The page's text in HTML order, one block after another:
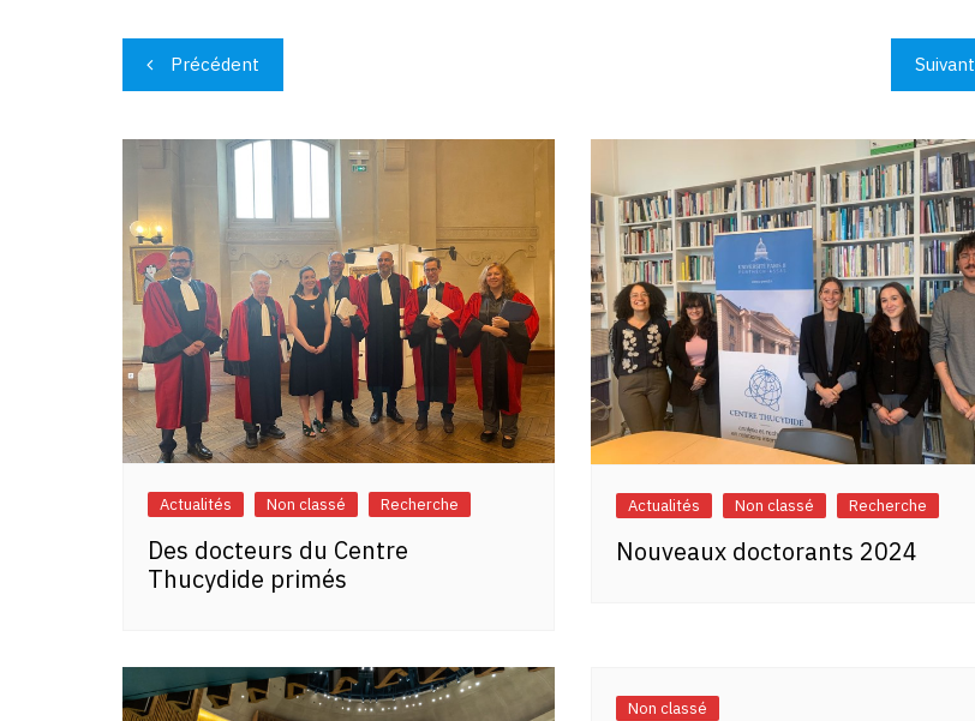
Navigation
de
l’article
Précédent Suivant
Actualités Non classé Recherche
Des docteurs du Centre
Thucydide primés
Actualités Non classé Recherche
Nouveaux doctorants 2024
Non classé